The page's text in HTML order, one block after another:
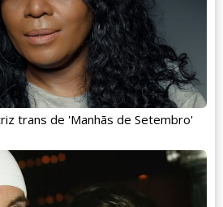
trans de 'Manhãs de Setembro'